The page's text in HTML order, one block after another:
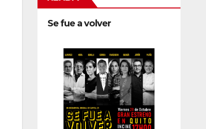
Se fue a volver